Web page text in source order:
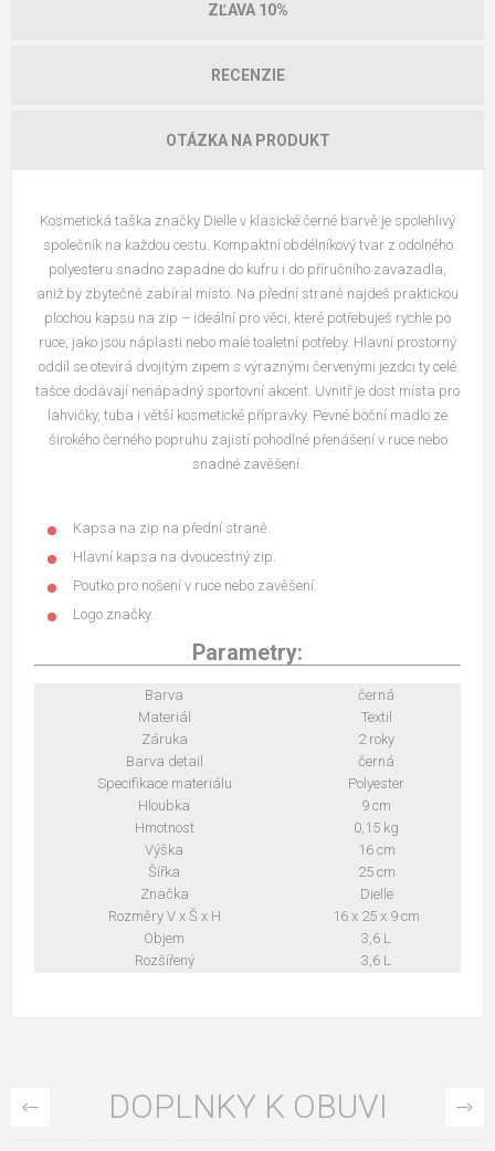
ZĽAVA 10%
RECENZIE
OTÁZKA NA PRODUKT
Kosmetická taška značky Dielle v klasické černé barvě je spolehlivý
společník na každou cestu. Kompaktní obdélníkový tvar z odolného
polyesteru snadno zapadne do kufru i do příručního zavazadla,
aniž by zbytečně zabíral místo. Na přední straně najdeš praktickou
plochou kapsu na zip – ideální pro věci, které potřebuješ rychle po
ruce, jako jsou náplasti nebo malé toaletní potřeby. Hlavní prostorný
oddíl se otevírá dvojitým zipem s výraznými červenými jezdci ty celé
tašce dodávají nenápadný sportovní akcent. Uvnitř je dost místa pro
lahvičky, tuba i větší kosmetické přípravky. Pevné boční madlo ze
širokého černého popruhu zajistí pohodlné přenášení v ruce nebo
snadné zavěšení.
Kapsa na zip na přední straně.
Hlavní kapsa na dvoucestný zip.
Poutko pro nošení v ruce nebo zavěšení.
Logo značky.
Parametry:
Barva
černá
Materiál
Textil
Záruka
2 roky
Barva detail
černá
Specifikace materiálu
Polyester
Hloubka
9 cm
Hmotnost
0,15 kg
Výška
16 cm
Šířka
25 cm
Značka
Dielle
Rozměry V x Š x H
16 x 25 x 9 cm
Objem
3,6 L
Rozšířený
3,6 L
DOPLNKY K OBUVI